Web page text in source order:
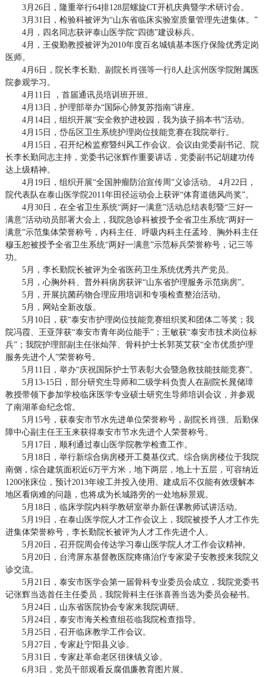
3月26日，隆重举行64排128层螺旋CT开机庆典暨学术研讨会。
3月31日，检验科被评为“山东省临床实验室质量管理先进集体。”
4月，四名同志获评泰山医学院“四德”建设标兵。
4月，王俊勤教授被评为2010年度百名城镇基本医疗保险优秀定岗
医师。
4月6日，院长李长勤、副院长肖强等一行8人赴滨州医学院附属医
院参观学习。
4月11日 ，首届通讯员培训班开班。
4月13日，护理部举办“国际心肺复苏指南”讲座。
4月14日，组织开展“安全救护进校园，我为孩子捐本书”活动。
4月15日，岱岳区卫生系统护理岗位技能竞赛在我院举行。
4月15日，召开纪检监察暨纠风工作会议。会议由党委副书记、院
长李长勤同志主持，党委书记张辉作重要讲话，党委副书记胡建功传
达上级精神。
4月19日，组织开展“全国肿瘤防治宣传周”义诊活动。 4月22日，
院代表队在泰山医学院2011年田径运动会上获评“体育道德风尚奖”。
4月30日，在全省卫生系统“两好一满意”活动总结表彰暨“三好一
满意”活动动员部署大会上，我院急诊科被授予全省卫生系统“两好一
满意”示范集体荣誉称号，内科主任、呼吸内科主任孟玲、胸外科主任
穆玉恕被授予全省卫生系统“两好一满意”示范标兵荣誉称号，记三等
功。
5月，李长勤院长被评为全省医药卫生系统优秀共产党员。
5月，心胸外科、普外科病房获评“山东省护理服务示范病房”。
5月，开展抗菌药物合理应用培训和专项检查整治活动。
5月，网站全新改版。
5月10日，获“泰安市护理岗位技能竞赛组织奖和团体二等奖；我
院冯霞、王亚萍获“泰安市青年岗位能手”；王敏获“泰安市技术岗位标
兵”；我院护理部副主任张灿萍、骨科护士长郭英艾获“全市优质护理
服务先进个人”荣誉称号。
5月11日，举办“庆祝国际护士节表彰大会暨急救技能技能竞赛”。
5月13-15日，部分研究生导师和二级学科负责人在副院长晁储璋
教授带领下参加学校临床医学专业硕士研究生导师培训会议，并参观
了南湖革命纪念馆。
5月15号，获泰安市节水先进单位荣誉称号，副院长肖强、后勤保
障中心副主任王玉来获得泰安市节水先进个人荣誉称号。
5月17日，顺利通过泰山医学院教学检查工作。
5月18日，举行新综合病房楼开工奠基仪式。综合病房楼位于我院
南侧，综合建筑面积近6万平方米，地下两层，地上十五层，可容纳近
1200张床位，预计2013年竣工并投入使用。建成后不仅能有效缓解本
地区看病难的问题，也将成为长城路旁的一处地标景观。
5月18日，临床学院内科学教研室举办新任课教师试讲活动。
5月19日，在泰山医学院人才工作会议上，我院被授予人才工作先
进集体荣誉称号，李长勤院长被评为人才工作先进个人。
5月20日，召开院周会传达学习泰山医学院人才工作会议精神。
5月20日，台湾屏东基督教医院疼痛治疗专家梁子安教授来我院义
诊交流。
5月21日，泰安市医学会第一届骨科专业委员会成立，我院党委书
记张辉当选首任主任委员，我院骨科主任张喜善当选为委员会秘书。
5月24日，山东省医院协会专家来我院调研。
5月24日，泰安市海关检查组莅临我院检查指导。
5月25日，召开临床教学工作会议。
5月27日，专家赴宁阳县义诊。
5月31日，专家赴革命老区徂徕镇义诊。
6月3日，党员干部观看反腐倡廉教育图片展。